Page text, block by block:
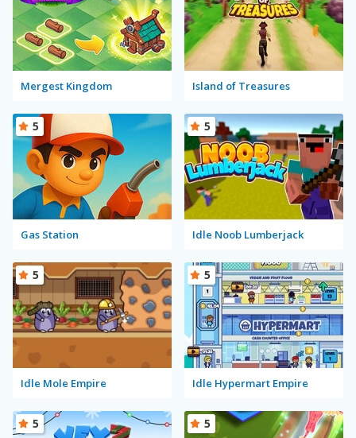
Mergest Kingdom Island of Treasures
Gas Station
5
Idle Noob Lumberjack
5
Idle Mole Empire
5
Idle Hypermart Empire
5
5 5